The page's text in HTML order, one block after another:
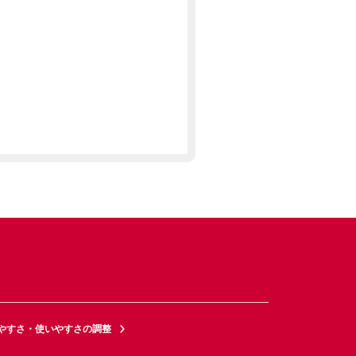
すさ・使いやすさの調整